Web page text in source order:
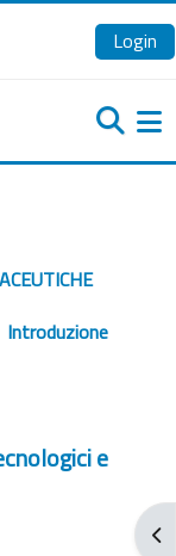
Login
Introduzione
e